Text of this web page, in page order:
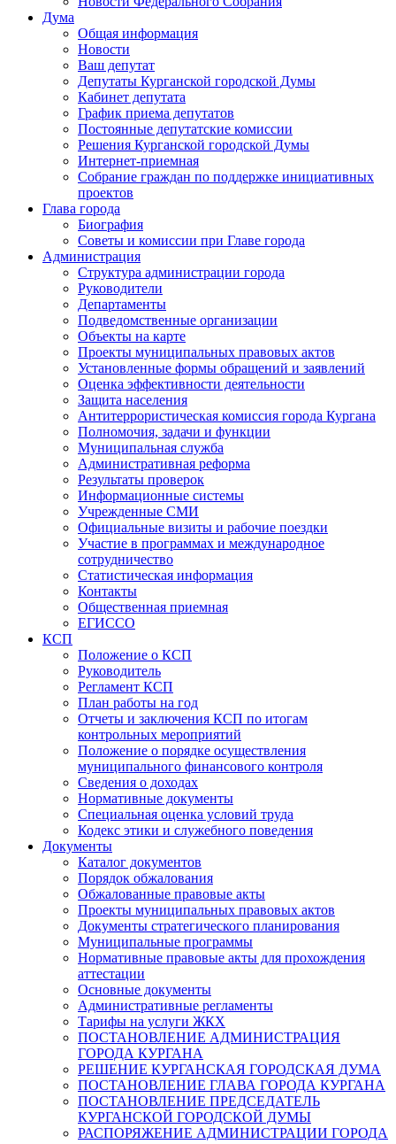
Дума
Общая информация
Новости
Ваш депутат
Депутаты Курганской городской Думы
Кабинет депутата
График приема депутатов
Постоянные депутатские комиссии
Решения Курганской городской Думы
Интернет-приемная
Собрание граждан по поддержке инициативных
проектов
Глава города
Биография
Советы и комиссии при Главе города
Администрация
Структура администрации города
Руководители
Департаменты
Подведомственные организации
Объекты на карте
Проекты муниципальных правовых актов
Установленные формы обращений и заявлений
Оценка эффективности деятельности
Защита населения
Антитеррористическая комиссия города Кургана
Полномочия, задачи и функции
Муниципальная служба
Административная реформа
Результаты проверок
Информационные системы
Учрежденные СМИ
Официальные визиты и рабочие поездки
Участие в программах и международное
сотрудничество
Статистическая информация
Контакты
Общественная приемная
ЕГИССО
КСП
Положение о КСП
Руководитель
Регламент КСП
План работы на год
Отчеты и заключения КСП по итогам
контрольных мероприятий
Положение о порядке осуществления
муниципального финансового контроля
Сведения о доходах
Нормативные документы
Специальная оценка условий труда
Кодекс этики и служебного поведения
Документы
Каталог документов
Порядок обжалования
Обжалованные правовые акты
Проекты муниципальных правовых актов
Документы стратегического планирования
Муниципальные программы
Нормативные правовые акты для прохождения
аттестации
Основные документы
Административные регламенты
Тарифы на услуги ЖКХ
ПОСТАНОВЛЕНИЕ АДМИНИСТРАЦИЯ
ГОРОДА КУРГАНА
РЕШЕНИЕ КУРГАНСКАЯ ГОРОДСКАЯ ДУМА
ПОСТАНОВЛЕНИЕ ГЛАВА ГОРОДА КУРГАНА
ПОСТАНОВЛЕНИЕ ПРЕДСЕДАТЕЛЬ
КУРГАНСКОЙ ГОРОДСКОЙ ДУМЫ
РАСПОРЯЖЕНИЕ АДМИНИСТРАЦИИ ГОРОДА